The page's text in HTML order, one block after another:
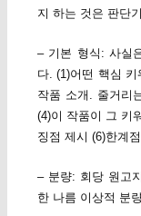
지 하는 것은 판단
– 기본 형식: 사실
다. (1)어떤 핵심
작품 소개. 줄거리
(4)이 작품이 그 키
징점 제시 (6)한계
– 분량: 회당 원고
한 나름 이상적 분